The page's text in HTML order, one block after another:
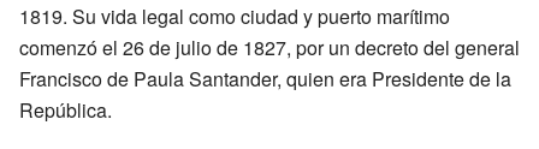
1819. Su vida legal como ciudad y puerto marítimo
comenzó el 26 de julio de 1827, por un decreto del general
Francisco de Paula Santander, quien era Presidente de la
República.